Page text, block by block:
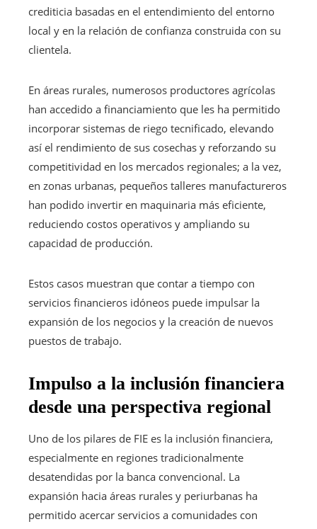
crediticia basadas en el entendimiento del entorno
local y en la relación de confianza construida con su
clientela.
En áreas rurales, numerosos productores agrícolas
han accedido a financiamiento que les ha permitido
incorporar sistemas de riego tecnificado, elevando
así el rendimiento de sus cosechas y reforzando su
competitividad en los mercados regionales; a la vez,
en zonas urbanas, pequeños talleres manufactureros
han podido invertir en maquinaria más eficiente,
reduciendo costos operativos y ampliando su
capacidad de producción.
Estos casos muestran que contar a tiempo con
servicios financieros idóneos puede impulsar la
expansión de los negocios y la creación de nuevos
puestos de trabajo.
Impulso a la inclusión financiera
desde una perspectiva regional
Uno de los pilares de FIE es la inclusión financiera,
especialmente en regiones tradicionalmente
desatendidas por la banca convencional. La
expansión hacia áreas rurales y periurbanas ha
permitido acercar servicios a comunidades con